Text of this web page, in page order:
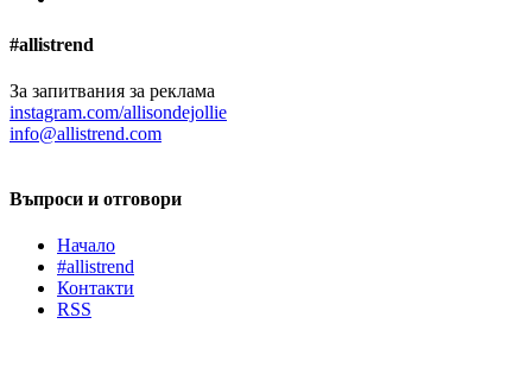
#allistrend
За запитвания за реклама
instagram.com/allisondejollie
info@allistrend.com
Въпроси и отговори
Начало
#allistrend
Контакти
RSS